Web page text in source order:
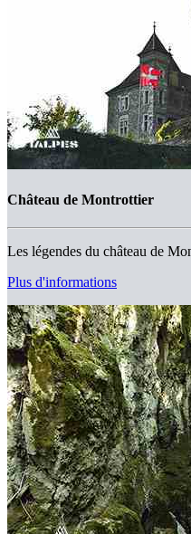
Château de Montrottier
Les légendes du château de
Plus d'informations